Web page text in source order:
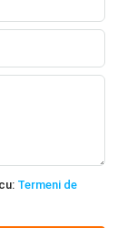
Termeni de